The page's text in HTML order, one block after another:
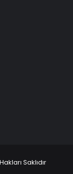
Saklıdır